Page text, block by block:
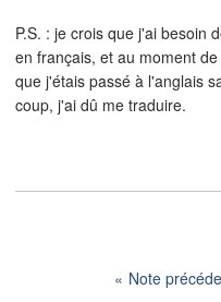
P.S. : je crois que j'ai besoin
en français, et au moment
que j'étais passé à l'anglais
coup, j'ai dû me traduire.
Note